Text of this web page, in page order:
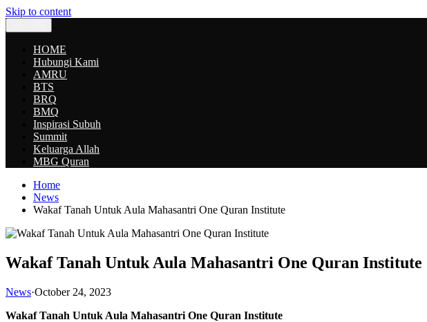
Skip to content
HOME
Hubungi Kami
AMRU
BTS
BRQ
BMQ
Inspirasi Subuh
Summit
Keluarga Allah
MBG Quran
Home
News
Wakaf Tanah Untuk Aula Mahasantri One Quran Institute
Wakaf Tanah Untuk Aula Mahasantri One Quran Institute
News·October 24, 2023
Wakaf Tanah Untuk Aula Mahasantri One Quran Institute